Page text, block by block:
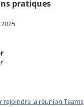
pratiques
rejoindre la réunion Teams